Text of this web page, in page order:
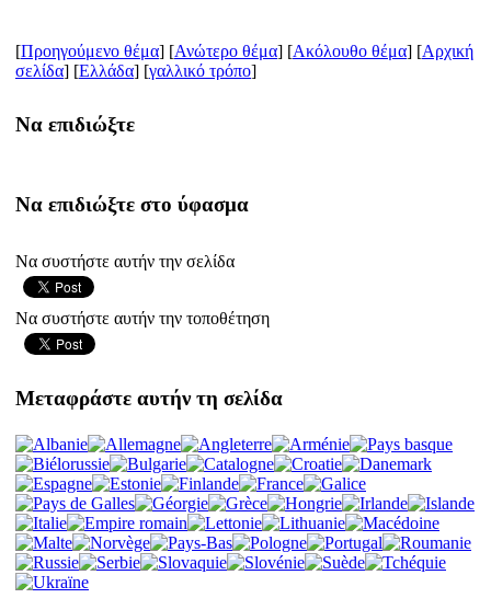
[Προηγούμενο θέμα] [Ανώτερο θέμα] [Ακόλουθο θέμα] [Aρχική
σελίδα] [Ελλάδα] [γαλλικό τρόπο]
Να επιδιώξτε
Να επιδιώξτε στο ύφασμα
Να συστήστε αυτήν την σελίδα
Να συστήστε αυτήν την τοποθέτηση
Μεταφράστε αυτήν τη σελίδα